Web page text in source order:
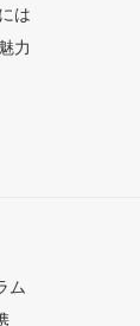
は
力
ム